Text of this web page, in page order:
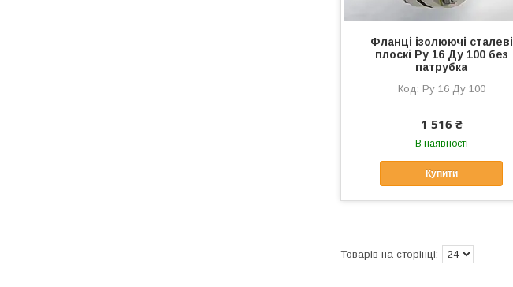
Фланці ізолюючі сталеві
плоскі Ру 16 Ду 100 без
патрубка
Ру 16 Ду 100
1 516 ₴
В наявності
Купити